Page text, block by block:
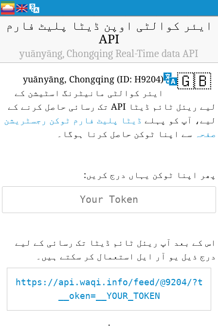
ایئر کوالٹی اوپن ڈیٹا پلیٹ فارم
API
yuānyāng, Chongqing Real-Time data API
🇬🇧
yuānyāng, Chongqing (ID: H9204)
ایئر کوالٹی مانیٹرنگ اسٹیشن کے
لیے ریئل ٹائم ڈیٹا API تک رسائی حاصل کرنے کے
لیے، آپ کو پہلے ڈیٹا پلیٹ فارم ٹوکن رجسٹریشن
صفحہ سے اپنا ٹوکن حاصل کرنا ہوگا۔
پھر اپنا ٹوکن یہاں درج کریں:
اس کے بعد آپ ریئل ٹائم ڈیٹا تک رسائی کے لیے
درج ذیل یو آر ایل استعمال کر سکتے ہیں۔
https://api.waqi.info/feed/@9204/?t
oken=__YOUR_TOKEN__
.